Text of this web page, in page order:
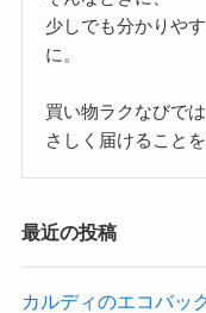
少しでも分かりや
に。
買い物ラクなびで
さしく届けること
最近の投稿
カルディのエコバッ